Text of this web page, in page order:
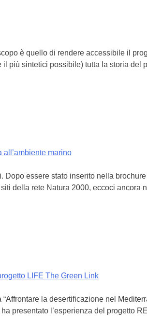
è quello di rendere accessibile il
più sintetici possibile) tutta la storia del
all’ambiente marino
essere stato inserito nella
della rete Natura 2000, eccoci ancora
LIFE The Green Link
la desertificazione nel
presentato l’esperienza del progetto